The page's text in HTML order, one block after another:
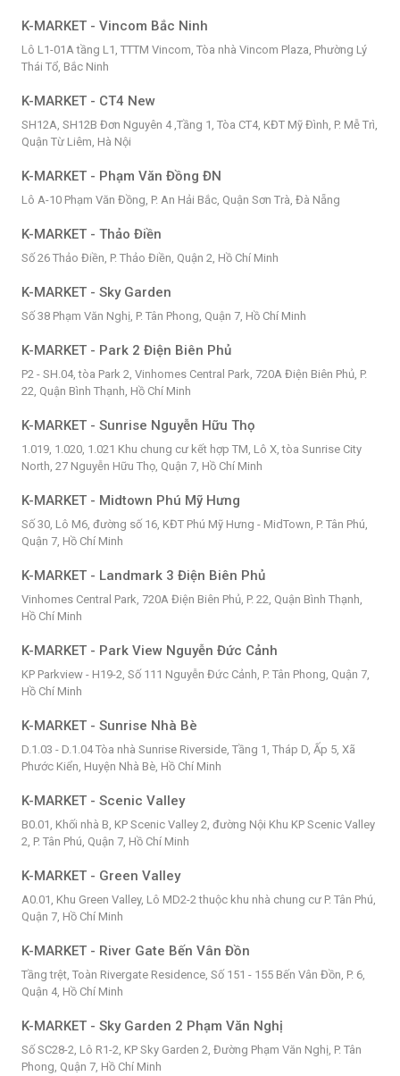
K-MARKET - Vincom Bắc Ninh
Lô L1-01A tầng L1, TTTM Vincom, Tòa nhà Vincom Plaza, Phường Lý
Thái Tổ, Bắc Ninh
K-MARKET - CT4 New
SH12A, SH12B Đơn Nguyên 4 ,Tầng 1, Tòa CT4, KĐT Mỹ Đình, P. Mễ Trì,
Quận Từ Liêm, Hà Nội
K-MARKET - Phạm Văn Đồng ĐN
Lô A-10 Phạm Văn Đồng, P. An Hải Bắc, Quận Sơn Trà, Đà Nẵng
K-MARKET - Thảo Điền
Số 26 Thảo Điền, P. Thảo Điền, Quận 2, Hồ Chí Minh
K-MARKET - Sky Garden
Số 38 Phạm Văn Nghị, P. Tân Phong, Quận 7, Hồ Chí Minh
K-MARKET - Park 2 Điện Biên Phủ
P2 - SH.04, tòa Park 2, Vinhomes Central Park, 720A Điện Biên Phủ, P.
22, Quận Bình Thạnh, Hồ Chí Minh
K-MARKET - Sunrise Nguyễn Hữu Thọ
1.019, 1.020, 1.021 Khu chung cư kết hợp TM, Lô X, tòa Sunrise City
North, 27 Nguyễn Hữu Thọ, Quận 7, Hồ Chí Minh
K-MARKET - Midtown Phú Mỹ Hưng
Số 30, Lô M6, đường số 16, KĐT Phú Mỹ Hưng - MidTown, P. Tân Phú,
Quận 7, Hồ Chí Minh
K-MARKET - Landmark 3 Điện Biên Phủ
Vinhomes Central Park, 720A Điện Biên Phủ, P. 22, Quận Bình Thạnh,
Hồ Chí Minh
K-MARKET - Park View Nguyễn Đức Cảnh
KP Parkview - H19-2, Số 111 Nguyễn Đức Cảnh, P. Tân Phong, Quận 7,
Hồ Chí Minh
K-MARKET - Sunrise Nhà Bè
D.1.03 - D.1.04 Tòa nhà Sunrise Riverside, Tầng 1, Tháp D, Ấp 5, Xã
Phước Kiển, Huyện Nhà Bè, Hồ Chí Minh
K-MARKET - Scenic Valley
B0.01, Khối nhà B, KP Scenic Valley 2, đường Nội Khu KP Scenic Valley
2, P. Tân Phú, Quận 7, Hồ Chí Minh
K-MARKET - Green Valley
A0.01, Khu Green Valley, Lô MD2-2 thuộc khu nhà chung cư P. Tân Phú,
Quận 7, Hồ Chí Minh
K-MARKET - River Gate Bến Vân Đồn
Tầng trệt, Toàn Rivergate Residence, Số 151 - 155 Bến Vân Đồn, P. 6,
Quận 4, Hồ Chí Minh
K-MARKET - Sky Garden 2 Phạm Văn Nghị
Số SC28-2, Lô R1-2, KP Sky Garden 2, Đường Phạm Văn Nghị, P. Tân
Phong, Quận 7, Hồ Chí Minh